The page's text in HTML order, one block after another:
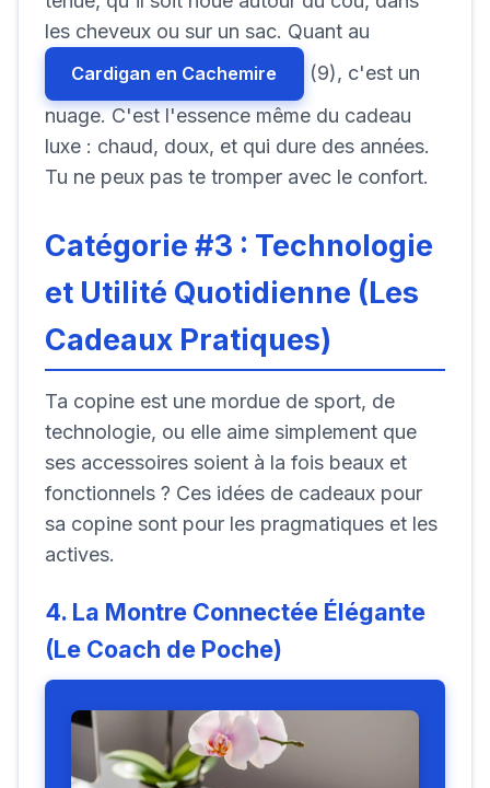
les cheveux ou sur un sac. Quant au
Cardigan en Cachemire
(9), c'est un
nuage. C'est l'essence même du cadeau
luxe : chaud, doux, et qui dure des années.
Tu ne peux pas te tromper avec le confort.
Catégorie #3 : Technologie
et Utilité Quotidienne (Les
Cadeaux Pratiques)
Ta copine est une mordue de sport, de
technologie, ou elle aime simplement que
ses accessoires soient à la fois beaux et
fonctionnels ? Ces idées de cadeaux pour
sa copine sont pour les pragmatiques et les
actives.
4. La Montre Connectée Élégante
(Le Coach de Poche)